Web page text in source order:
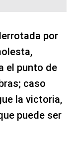
por
el punto de
caso
la victoria,
puede ser